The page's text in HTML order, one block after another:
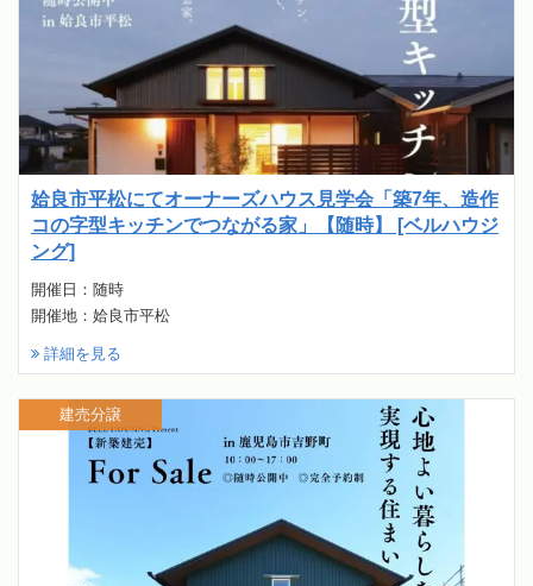
姶良市平松にてオーナーズハウス見学会「築7年、造作
コの字型キッチンでつながる家」【随時】 [ベルハウジ
ング]
開催日：随時
開催地：姶良市平松
詳細を見る
建売分譲